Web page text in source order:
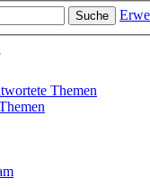
Suche
Themen